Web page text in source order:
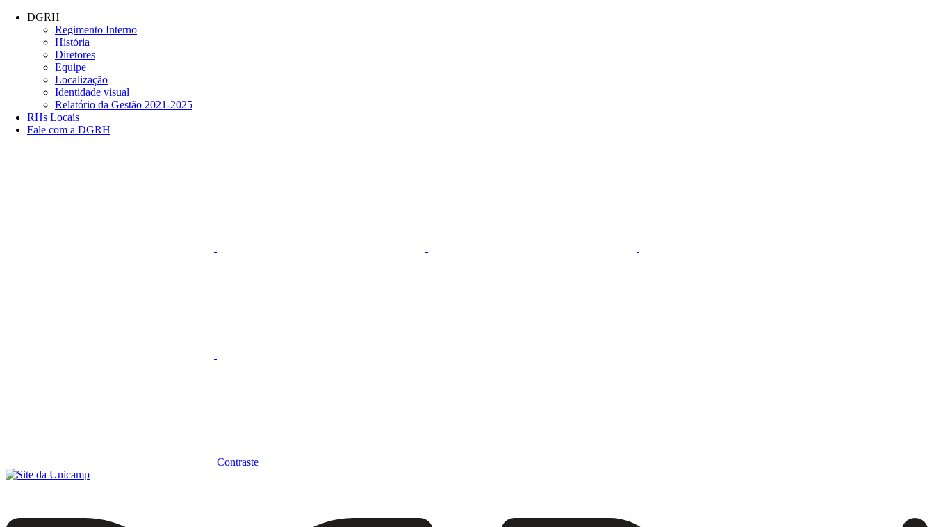
Conteúdo principal
DGRH
Regimento Interno
História
Diretores
Equipe
Localização
Identidade visual
Relatório da Gestão 2021-2025
RHs Locais
Fale com a DGRH
Contraste